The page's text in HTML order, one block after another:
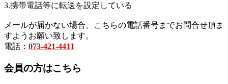
3.携帯電話等に転送を設定している
メールが届かない場合、こちらの電話番号までお問合せ頂ま
すようお願い致します。
電話： 073-421-4411
会員の方はこちら